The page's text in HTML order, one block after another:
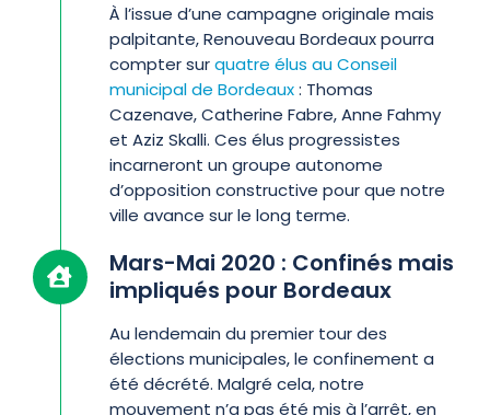
À l’issue d’une campagne originale mais
palpitante, Renouveau Bordeaux pourra
compter surquatre élus au Conseil
municipal de Bordeaux: Thomas
Cazenave, Catherine Fabre, Anne Fahmy
et Aziz Skalli. Ces élus progressistes
incarneront un groupe autonome
d’opposition constructive pour que notre
ville avance sur le long terme.
Mars-Mai 2020 : Confinés mais
impliqués pour Bordeaux
Au lendemain du premier tour des
élections municipales, le confinement a
été décrété. Malgré cela, notre
mouvement n’a pas été mis à l’arrêt, en